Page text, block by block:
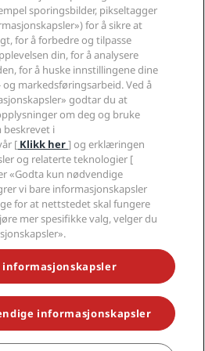
Rewards
POPULÆRE TILBUDENE VÅRE
Med enerett. RHG Radisson Hotel
Radisson Blu, Radisson Collection,
Park Inn, Country Inn & Suites, Prize by
sporingsbilder, pikseltagger
for å sikre at
for å forbedre og tilpasse
din, for å analysere
for å huske innstillingene dine
markedsføringsarbeid. Ved å
godtar du at
om deg og bruke
beskrevet i
[ Klikk her] og erklæringen
og relaterte teknologier [
«Godta kun nødvendige
vi bare informasjonskapsler
for at nettstedet skal fungere
mer spesifikke valg, velger du
informasjonskapsler
informasjonskapsler